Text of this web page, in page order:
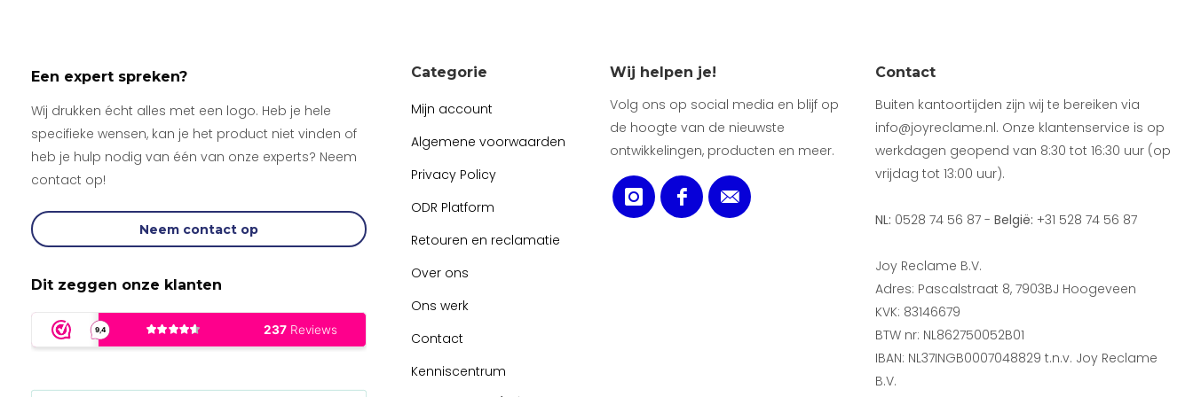
Een expert spreken?
Wij drukken écht alles met een logo. Heb je hele
specifieke wensen, kan je het product niet vinden of
heb je hulp nodig van één van onze experts? Neem
contact op!
Neem contact op
Dit zeggen onze klanten
Categorie
Mijn account
Algemene voorwaarden
Privacy Policy
ODR Platform
Retouren en reclamatie
Over ons
Ons werk
Contact
Kenniscentrum
Wij helpen je!
Volg ons op social media en blijf op
de hoogte van de nieuwste
ontwikkelingen, producten en meer.
Contact
Buiten kantoortijden zijn wij te bereiken via
info@joyreclame.nl. Onze klantenservice is op
werkdagen geopend van 8:30 tot 16:30 uur (op
vrijdag tot 13:00 uur).
NL: 0528 74 56 87 - België: +31 528 74 56 87
Joy Reclame B.V.
Adres: Pascalstraat 8, 7903BJ Hoogeveen
KVK: 83146679
BTW nr: NL862750052B01
IBAN: NL37INGB0007048829 t.n.v. Joy Reclame
B.V.